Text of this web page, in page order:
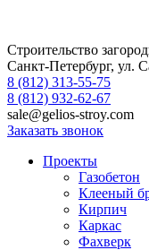
Строительство
Санкт-Петербург, ул.
8 (812) 313-55-75
8 (812) 932-62-67
sale@gelios-stroy.com
Заказать звонок
Проекты
Газобетон
Клееный
Кирпич
Каркас
Фахверк